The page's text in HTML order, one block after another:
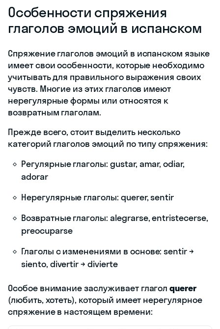
Особенности спряжения
глаголов эмоций в испанском
Спряжение глаголов эмоций в испанском языке
имеет свои особенности, которые необходимо
учитывать для правильного выражения своих
чувств. Многие из этих глаголов имеют
нерегулярные формы или относятся к
возвратным глаголам.
Прежде всего, стоит выделить несколько
категорий глаголов эмоций по типу спряжения:
Регулярные глаголы: gustar, amar, odiar,
adorar
Нерегулярные глаголы: querer, sentir
Возвратные глаголы: alegrarse, entristecerse,
preocuparse
Глаголы с изменениями в основе: sentir →
siento, divertir → divierte
Особое внимание заслуживает глаголquerer
(любить, хотеть), который имеет нерегулярное
спряжение в настоящем времени: